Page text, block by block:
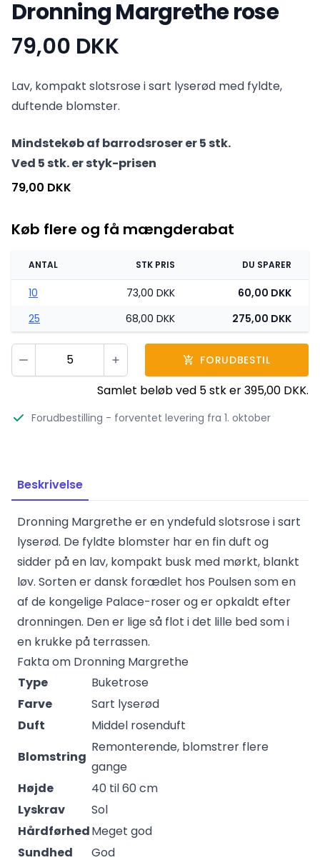
Dronning Margrethe rose
Produktinformation
79,00 DKK
Lav, kompakt slotsrose i sart lyserød med fyldte,
duftende blomster.
Mindstekøb af barrodsroser er 5 stk.
Ved 5 stk. er styk-prisen
79,00 DKK
Køb flere og få mængderabat
ANTAL STK PRIS DU SPARER
10 73,00 DKK
60,00 DKK
25
68,00 DKK 275,00 DKK
Vælg antal
Plus FORUDBESTIL
Samlet beløb ved 5stk er395,00 DKK.
Forudbestilling - forventet levering fra 1. oktober
Beskrivelse
Dronning Margrethe er en yndefuld slotsrose i sart
lyserød. De fyldte blomster har en fin duft og
sidder på en lav, kompakt busk med mørkt, blankt
løv. Sorten er dansk forædlet hos Poulsen som en
af de kongelige Palace-roser og er opkaldt efter
dronningen. Den er lige så flot i det lille bed som i
en krukke på terrassen.
Fakta om Dronning Margrethe
Type
Buketrose
Farve
Sart lyserød
Duft
Middel rosenduft
Blomstring
Remonterende, blomstrer flere
gange
Højde
40 til 60 cm
Lyskrav
Sol
HårdførhedMeget god
Sundhed
God